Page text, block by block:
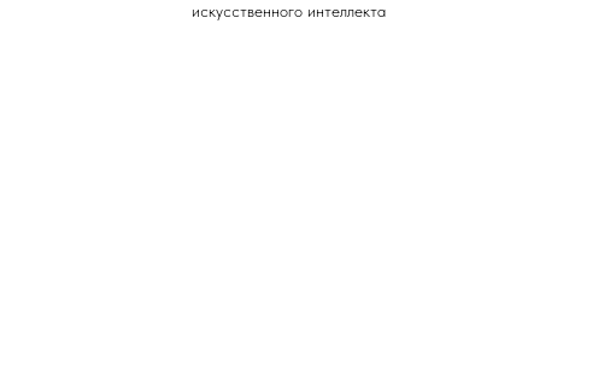
искусственного интеллекта